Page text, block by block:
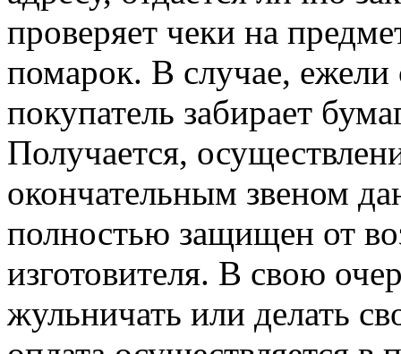
проверяет чеки на
помарок. В случае, ежели
покупатель забирает
Получается,
окончательным звеном
полностью защищен от
изготовителя. В свою
жульничать или делать